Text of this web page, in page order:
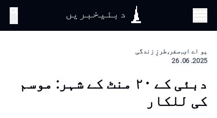
دبئیخبریں
یو اے ای, سفر, طرزِ زندگی
2025. 06. 26
دبئی کے ۲۰ منٹ کے شہر: موسم
کی للکار